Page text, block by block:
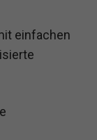
einfachen